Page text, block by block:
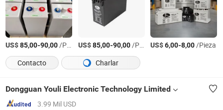
US$85,00-90,00/Pieza US$85,00-90,00/Pieza US$6,00-8,00/Pieza
Contacto
Charlar
Dongguan Youli Electronic Technology Limited
3.99 Mil USD